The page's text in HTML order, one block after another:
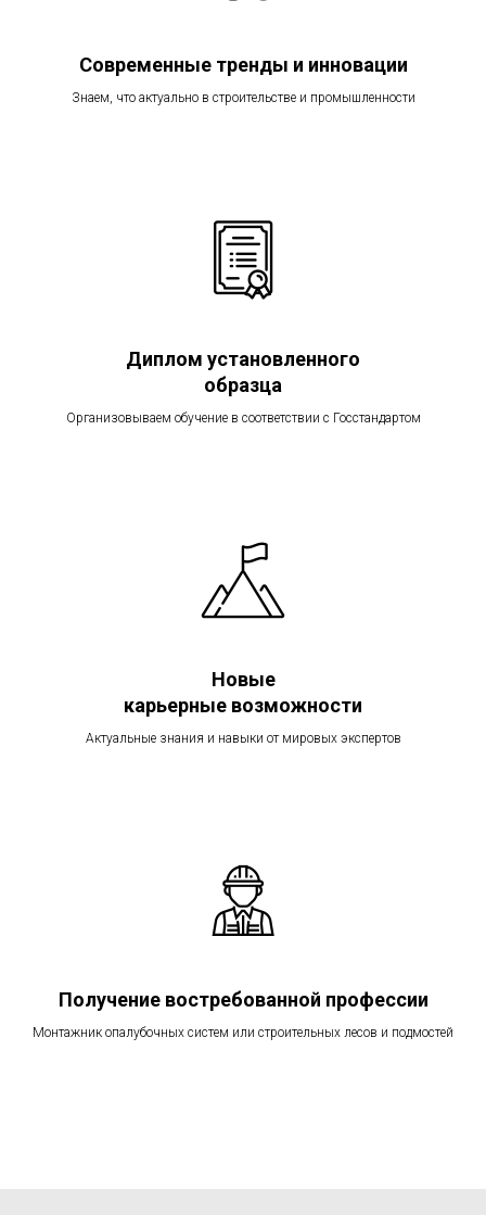
Современные тренды и инновации
Знаем, что актуально в строительстве и промышленности
Диплом установленного
образца
Организовываем обучение в соответствии с Госстандартом
Новые
карьерные возможности
Актуальные знания и навыки от мировых экспертов
Получение востребованной профессии
Монтажник опалубочных систем или строительных лесов и подмостей